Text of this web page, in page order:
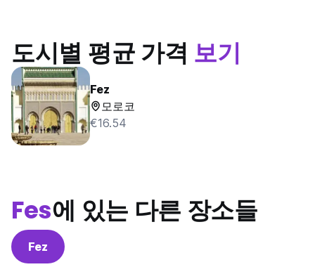
도시별 평균 가격 보기
Fez
모로코
€16.54
Fes에 있는 다른 장소들
Fez